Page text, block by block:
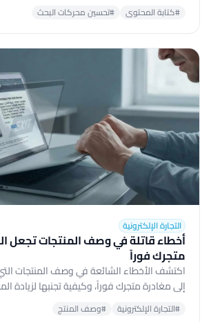
#كتابة المحتوى #تحسين محركات البحث
التجارة الإلكترونية
أخطاء قاتلة في وصف المنتجات تجعل
متجرك فوراً
اكتشف الأخطاء الشائعة في وصف المنتجات
إلى مغادرة متجرك فوراً، وكيفية تجنبها لزيادة
#التجارة الإلكترونية #وصف المنتج